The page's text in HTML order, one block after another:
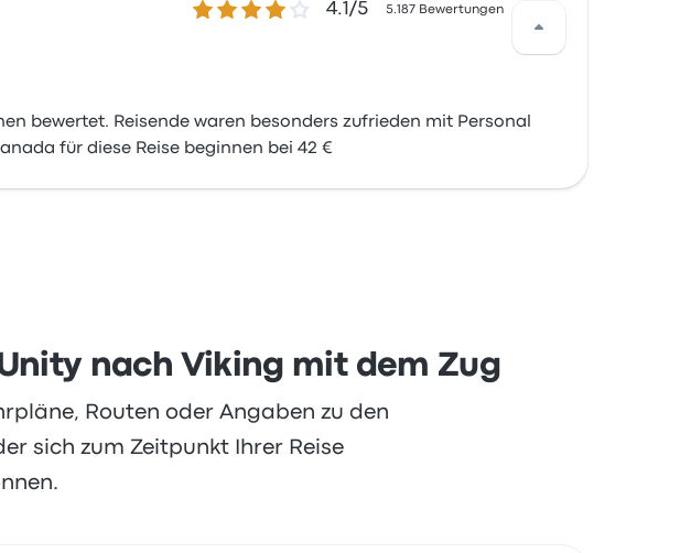
4.1 von 5 Sternen4.1/5 5.187 Bewertungen
bewertet. Reisende waren besonders zufrieden mit Personal
für diese Reise beginnen bei 42 €
nach Viking mit dem Zug
Routen oder Angaben zu den
sich zum Zeitpunkt Ihrer Reise